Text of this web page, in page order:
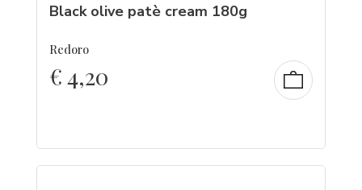
Black olive patè cream 180g
Redoro
€4,20